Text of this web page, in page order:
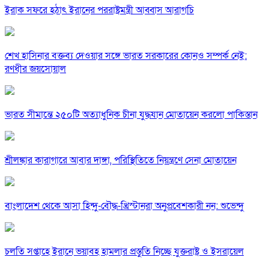
ইরাক সফরে হঠাৎ ইরানের পররাষ্ট্রমন্ত্রী আব্বাস আরাগচি
শেখ হাসিনার বক্তব্য দেওয়ার সঙ্গে ভারত সরকারের কোনও সম্পর্ক নেই:
রণধীর জয়সোয়াল
ভারত সীমান্তে ২৫০টি অত্যাধুনিক চীনা যুদ্ধযান মোতায়েন করলো পাকিস্তান
শ্রীলঙ্কার কারাগারে আবার দাঙ্গা, পরিস্থিতিতে নিয়ন্ত্রণে সেনা মোতায়েন
বাংলাদেশ থেকে আসা হিন্দু-বৌদ্ধ-খ্রিস্টানরা অনুপ্রবেশকারী নন: শুভেন্দু
চলতি সপ্তাহে ইরানে ভয়াবহ হামলার প্রস্তুতি নিচ্ছে যুক্তরাষ্ট্র ও ইসরায়েল